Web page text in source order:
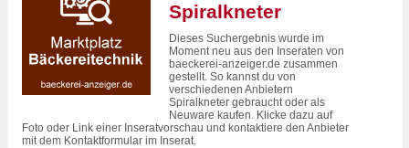
Spiralkneter
Dieses Suchergebnis wurde im
Moment neu aus den Inseraten von
baeckerei-anzeiger.de zusammen
gestellt. So kannst du von
verschiedenen Anbietern
Spiralkneter gebraucht oder als
Neuware kaufen. Klicke dazu auf
Foto oder Link einer Inseratvorschau und kontaktiere den Anbieter
mit dem Kontaktformular im Inserat.